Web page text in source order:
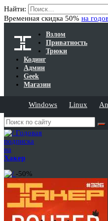
Найти:
Временная скидка 50% на
Взлом
Приватность
Трюки
Кодинг
Админ
Geek
Магазин
Windows Linux
Годовая
подписка
на
Хакер
-50%